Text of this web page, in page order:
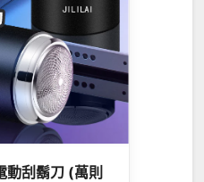
動刮鬍刀 (萬則